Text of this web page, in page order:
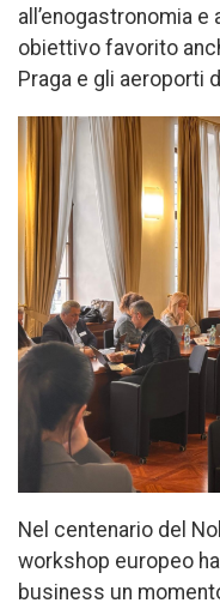
all’enogastronomia e
obiettivo favorito
Praga e gli aeroporti
Nel centenario del
workshop europeo
business un